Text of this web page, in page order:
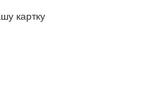
картку